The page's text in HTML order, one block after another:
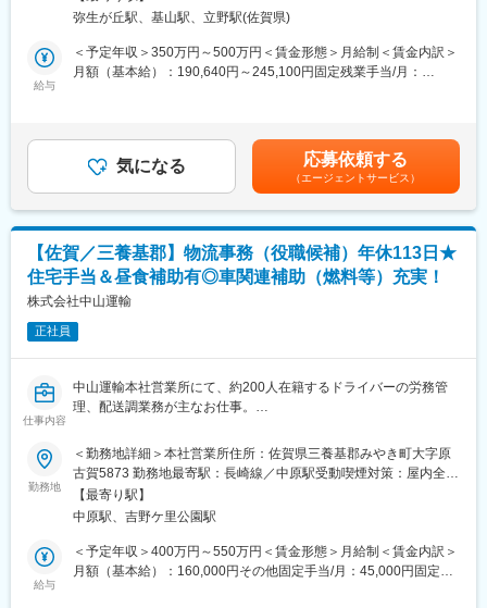
◇入社～5年
・特許管理業務のスペシャリストとして活躍
・特許・契約・企画を含む業務全般の統括
※適性やご本人の希望を考慮しながらキャリア形成を支援します。
■ポジションの魅力：
（1）知財の専門性をさらに高められる
特許・意匠・商標に関する管理業務から中間処理まで、知財実務
の中核を担っていただきます。知財部門の中心メンバーとして、
着実に専門性を磨くことができます。
（2）AI・DX活用による業務改革に携われる
業務改善にも挑戦できます。
（3）将来的には知財戦略・企画領域へ
開発企画などにも携わるチャンスがあります。知財を軸に事業成
長へ貢献したい方に最適な環境です。
変更の範囲：会社の定める業務
ており、製造ラインの安定稼働や出荷対応をおこなっています。
■業務詳細：
◇製造ラインへの原材料の供給・搬入
◇棚卸業務
◇課内改善活動
般3名）
その他契約社員、派遣社員が25名おります。
■企業特徴：
◇1997年の創業以来、トクホ（特定保健用食品）の取得件数が
200件を越え、また売上も152億円を突破し拡大しています。全て
は健康食品・化粧品のメーカーでありながら、医薬品製造の厳し
い基準を満たす工場から生み出される商品の確かな品質と製造技
術、低コストを可能にする徹底した原価管理。また、製造と運営
がバランスよく連携をとっている点が強みです。
一般的な健康食品はもちろん、特定保健用食品や機能性表示食品
など、商品のカテゴリーは広範囲に渡り、あらゆるニーズにお応
えしています。原料から商品までの研究開発力を基にした「エビ
デンス」と、商品企画から販売促進支援までの「トータルコンサ
◇業界をリードする高度な製造管理、品質管理体制を整えており
ます。この品質レベル、生産規模で「健康食品」「化粧品」の両
弥生が丘駅、基山駅、立野駅(佐賀県)
給与
＜予定年収＞350万円～500万円＜賃金形態＞月給制＜賃金内訳＞
月額（基本給）：190,640円～245,100円固定残業手当/月：
に加え対象者には住宅手当・家族手当を支給■賞与：年2回■昇
給：年1回賃金はあくまでも目安の金額であり、選考を通じて上下
する可能性があります。月給(月額)は固定手当を含めた表記です。
気になる 応募依頼する
（エージェントサービス）
【佐賀／三養基郡】物流事務（役職候補）年休113日★
住宅手当＆昼食補助有◎車関連補助（燃料等）充実！
株式会社中山運輸
正社員
仕事内容
中山運輸本社営業所にて、約200人在籍するドライバーの労務管
理、配送調業務が主なお仕事。
を中山運輸で思う存分発揮してください！
＜具体的な業務内容＞
■ドライバーの労務管理等
■顧客からのご依頼内容の確認
■ドライバーへの集荷や配送指示
■出社・帰社したドライバーとの点呼業務
■車両が効率良く稼働できるように、車検・整備等のスケジュール
勤務地
＜勤務地詳細＞本社営業所住所：佐賀県三養基郡みやき町大字原
古賀5873 勤務地最寄駅：長崎線／中原駅受動喫煙対策：屋内全面
禁煙変更の範囲：会社の定める事業所
【最寄り駅】
中原駅、吉野ケ里公園駅
給与
＜予定年収＞400万円～550万円＜賃金形態＞月給制＜賃金内訳＞
月額（基本給）：160,000円その他固定手当/月：45,000円固定残